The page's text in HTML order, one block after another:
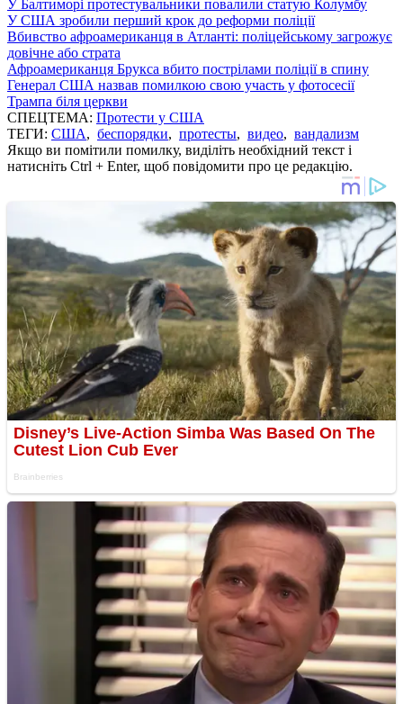
У Балтиморі протестувальники повалили статую Колумбу
У США зробили перший крок до реформи поліції
Вбивство афроамериканця в Атланті: поліцейському загрожує
довічне або страта
Афроамериканця Брукса вбито пострілами поліції в спину
Генерал США назвав помилкою свою участь у фотосесії
Трампа біля церкви
СПЕЦТЕМА: Протести у США
ТЕГИ: США, беспорядки, протесты, видео, вандализм
Якщо ви помітили помилку, виділіть необхідний текст і
натисніть Ctrl + Enter, щоб повідомити про це редакцію.